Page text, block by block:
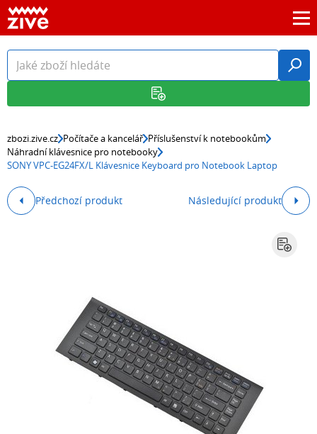
zbozi.zive.cz Počítače a kancelář Příslušenství k notebookům
Náhradní klávesnice pro notebooky
SONY VPC-EG24FX/L Klávesnice Keyboard pro Notebook Laptop
Předchozí produkt Následující produkt